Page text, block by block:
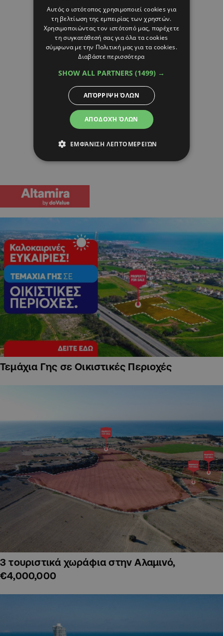
Τεμάχια Γης σε Οικιστικές Περιοχές
3 τουριστικά χωράφια στην Αλαμινό,
€4,000,000
Αυτός ο ιστότοπος χρησιμοποιεί cookies για
τη βελτίωση της εμπειρίας των χρηστών.
Χρησιμοποιώντας τον ιστότοπό μας, παρέχετε
τη συγκατάθεσή σας για όλα τα cookies
σύμφωνα με την Πολιτική μας για τα cookies.
Διαβάστε περισσότερα
SHOW ALL PARTNERS (1499) →
ΑΠΟΔΟΧΉ ΌΛΩΝ
ΑΠΌΡΡΙΨΗ ΌΛΩΝ
ΕΜΦΆΝΙΣΗ ΛΕΠΤΟΜΕΡΕΙΏΝ